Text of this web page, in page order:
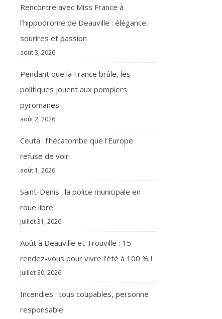
Rencontre avec Miss France à
l’hippodrome de Deauville : élégance,
sourires et passion
août 3, 2026
Pendant que la France brûle, les
politiques jouent aux pompiers
pyromanes
août 2, 2026
Ceuta : l’hécatombe que l’Europe
refuse de voir
août 1, 2026
Saint-Denis : la police municipale en
roue libre
juillet 31, 2026
Août à Deauville et Trouville : 15
rendez-vous pour vivre l’été à 100 % !
juillet 30, 2026
Incendies : tous coupables, personne
responsable